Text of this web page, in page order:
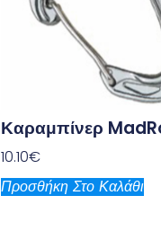
Καραμπίνερ
10.10€
Προσθήκη Στο Καλάθι